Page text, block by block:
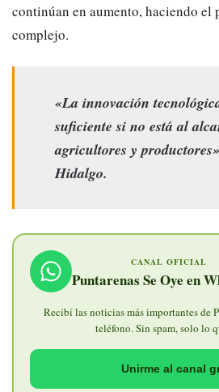
continúan en aumento, haciendo el
complejo.
«La innovación
suficiente si no está al
agricultores y
Hidalgo.
CANAL OFICIAL
Puntarenas Se Oye en
Recibí las noticias más importantes de
teléfono. Sin spam, solo lo
Unirme al canal